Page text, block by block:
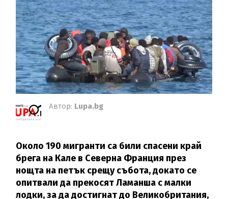
Автор: Lupa.bg
Около 190 мигранти са били спасени край
брега на Кале в Северна Франция през
нощта на петък срещу събота, докато се
опитвали да прекосят Ламанша с малки
лодки, за да достигнат до Великобритания,